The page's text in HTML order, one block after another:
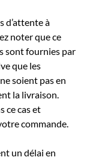
d’attente à
noter que ce
sont fournies par
que les
soient pas en
la livraison.
ce cas et
commande.
un délai en